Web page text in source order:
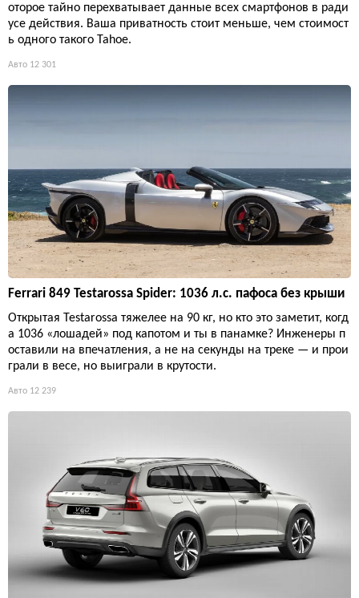
оторое тайно перехватывает данные всех смартфонов в ради
усе действия. Ваша приватность стоит меньше, чем стоимост
ь одного такого Tahoe.
Авто 12 301
Ferrari 849 Testarossa Spider: 1036 л.с. пафоса без крыши
Открытая Testarossa тяжелее на 90 кг, но кто это заметит, когд
а 1036 «лошадей» под капотом и ты в панамке? Инженеры п
оставили на впечатления, а не на секунды на треке — и прои
грали в весе, но выиграли в крутости.
Авто 12 239